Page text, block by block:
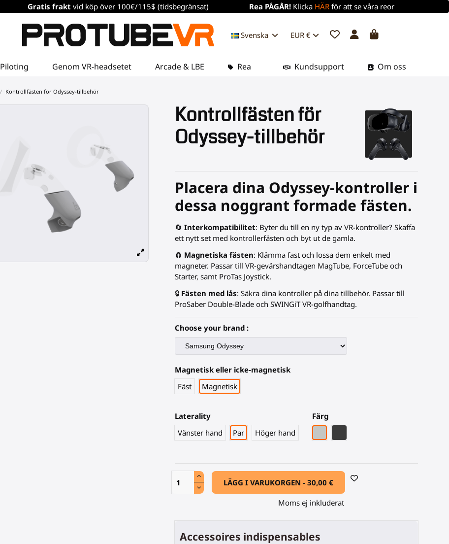
Gratis frakt vid köp över 100€/115$ (tidsbegränsat) Rea PÅGÅR!Klicka HÄR för att se våra reor
EUR €
Svenska
Piloting Genom VR-headsetet Arcade & LBE Rea Om oss
Kundsupport
Kontrollfästen för Odyssey-tillbehör
Kontrollfästen för
Odyssey-tillbehör
Placera dina Odyssey-kontroller i
dessa noggrant formade fästen.
🔄 Interkompatibilitet: Byter du till en ny typ av VR-kontroller? Skaffa
ett nytt set med kontrollerfästen och byt ut de gamla.
🧲 Magnetiska fästen: Klämma fast och lossa dem enkelt med
magneter. Passar till VR-gevärshandtagen MagTube, ForceTube och
Starter, samt ProTas Joystick.
🔒 Fästen med lås: Säkra dina kontroller på dina tillbehör. Passar till
ProSaber Double-Blade och SWINGiT VR-golfhandtag.
Choose your brand :
Magnetisk eller icke-magnetisk
Fäst
Magnetisk
Laterality
Vänster hand
Par Höger hand
Färg
LÄGG I VARUKORGEN -30,00 €
Moms ej inkluderat
Accessoires indispensables